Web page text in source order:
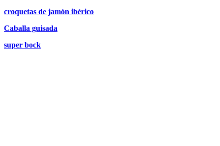
croquetas de jamón ibérico
Caballa guisada
super bock